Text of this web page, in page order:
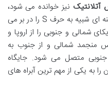
آتلانتیک نیز خوانده می شود،
دومین اقیانوس بزرگ جهان است و پهنه ای شبیه به حرف S را در بر می
شمالی و جنوبی را از اروپا و
منجمد شمالی و از جنوب به
جنوبی متصل می شود. جایگاه
به یکی از مهم ترین آبراه های